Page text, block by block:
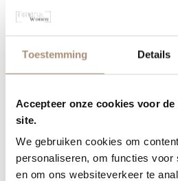
Toestemming Details
Accepteer onze cookies voor
site.
We gebruiken cookies om
personaliseren, om functies voor
en om ons websiteverkeer te